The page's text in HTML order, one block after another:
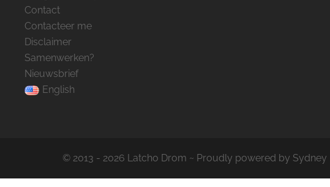
Contact
Contacteer me
Disclaimer
Samenwerken?
Nieuwsbrief
English
© 2013 - 2026 Latcho Drom ~ Proudly powered by Sydney